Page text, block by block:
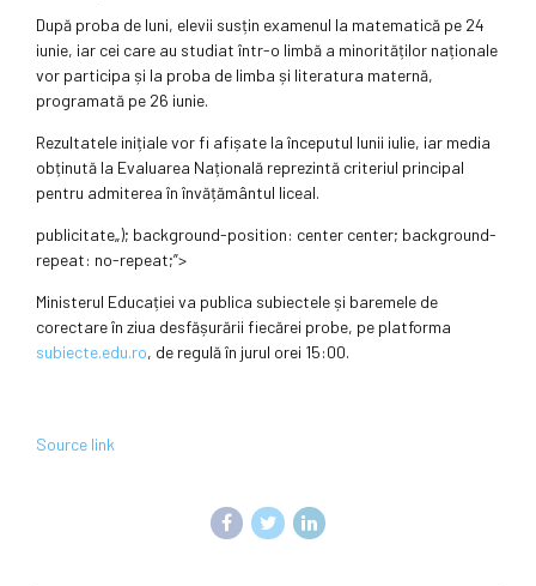
După proba de luni, elevii susțin examenul la matematică pe 24
iunie, iar cei care au studiat într-o limbă a minorităților naționale
vor participa și la proba de limba și literatura maternă,
programată pe 26 iunie.
Rezultatele inițiale vor fi afișate la începutul lunii iulie, iar media
obținută la Evaluarea Națională reprezintă criteriul principal
pentru admiterea în învățământul liceal.
publicitate„); background-position: center center; background-
repeat: no-repeat;”>
Ministerul Educației va publica subiectele și baremele de
corectare în ziua desfășurării fiecărei probe, pe platforma
subiecte.edu.ro, de regulă în jurul orei 15:00.
Source link